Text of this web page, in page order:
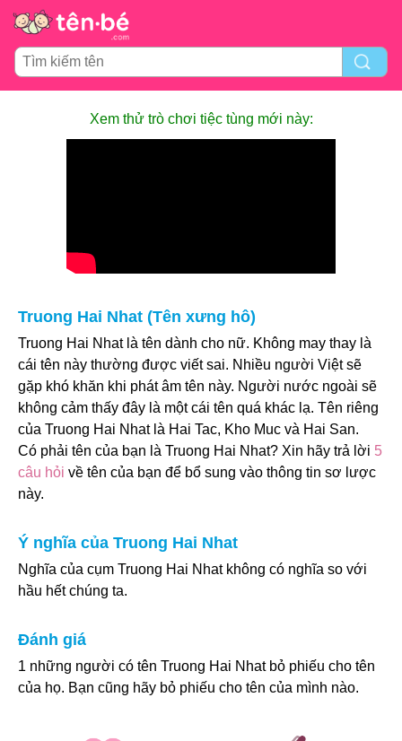
Xem thử trò chơi tiệc tùng mới này:
Truong Hai Nhat (Tên xưng hô)
Truong Hai Nhat là tên dành cho nữ. Không may thay là
cái tên này thường được viết sai. Nhiều người Việt sẽ
gặp khó khăn khi phát âm tên này. Người nước ngoài sẽ
không cảm thấy đây là một cái tên quá khác lạ. Tên riêng
của Truong Hai Nhat là Hai Tac, Kho Muc và Hai San.
Có phải tên của bạn là Truong Hai Nhat? Xin hãy trả lời 5
câu hỏi về tên của bạn để bổ sung vào thông tin sơ lược
này.
Ý nghĩa của Truong Hai Nhat
Nghĩa của cụm Truong Hai Nhat không có nghĩa so với
hầu hết chúng ta.
Đánh giá
1 những người có tên Truong Hai Nhat bỏ phiếu cho tên
của họ. Bạn cũng hãy bỏ phiếu cho tên của mình nào.